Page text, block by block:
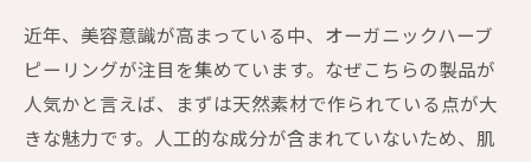
近年、美容意識が高まっている中、オーガニックハーブ
ピーリングが注目を集めています。なぜこちらの製品が
人気かと言えば、まずは天然素材で作られている点が大
きな魅力です。人工的な成分が含まれていないため、肌